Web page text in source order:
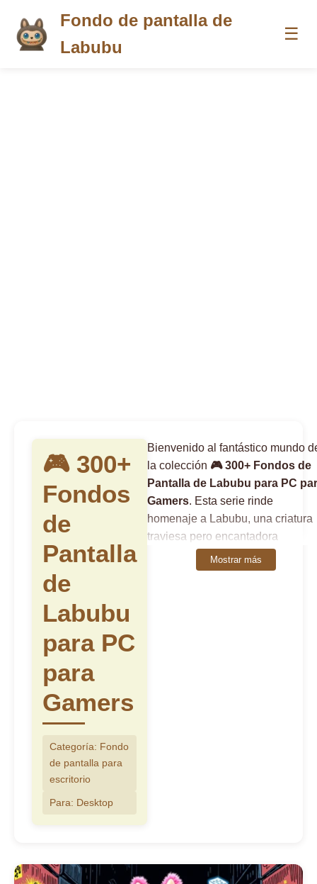
Fondo de pantalla de
Labubu
☰
🎮 300+
Fondos
de
Pantalla
de
Labubu
para PC
para
Gamers
Categoría: Fondo
de pantalla para
escritorio
Para: Desktop
Bienvenido al fantástico mundo
la colección 🎮 300+ Fondos de
Pantalla de Labubu para PC
Gamers. Esta serie rinde
homenaje a Labubu, una criatura
traviesa pero encantadora
parecida a un elfo con una
expresión perpetuamente curiosa.
corazón juguetón. Esta
Mostrar más